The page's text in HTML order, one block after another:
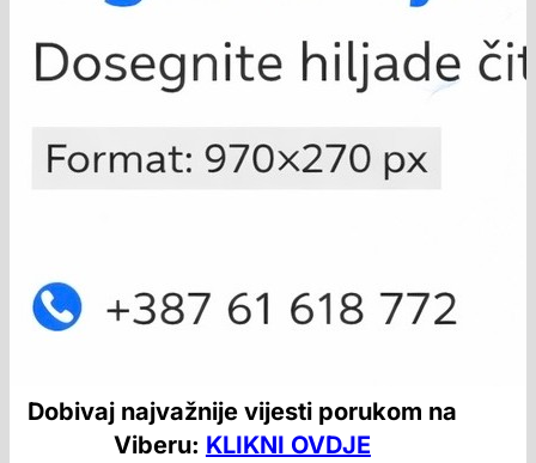
Dobivaj najvažnije vijesti porukom na
Viberu: KLIKNI OVDJE